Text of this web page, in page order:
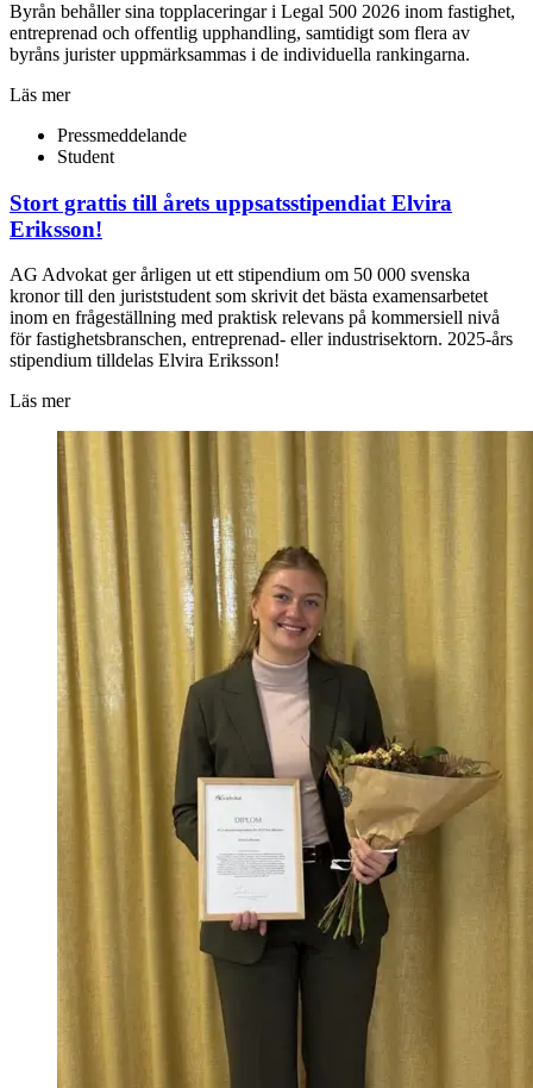
Byrån behåller sina topplaceringar i Legal 500 2026 inom fastighet,
entreprenad och offentlig upphandling, samtidigt som flera av
byråns jurister uppmärksammas i de individuella rankingarna.
Läs mer
Pressmeddelande
Student
Stort grattis till årets uppsatsstipendiat Elvira
Eriksson!
AG Advokat ger årligen ut ett stipendium om 50 000 svenska
kronor till den juriststudent som skrivit det bästa examensarbetet
inom en frågeställning med praktisk relevans på kommersiell nivå
för fastighetsbranschen, entreprenad- eller industrisektorn. 2025-års
stipendium tilldelas Elvira Eriksson!
Läs mer